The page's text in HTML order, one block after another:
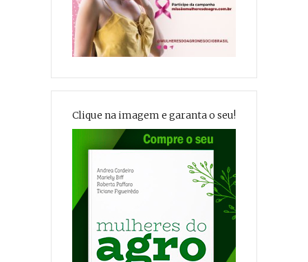
Clique na imagem e garanta o seu!